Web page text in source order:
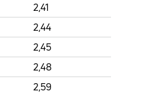
2,41
2,44
2,45
2,48
2,59